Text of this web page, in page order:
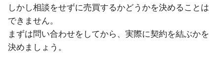
しかし相談をせずに売買するかどうかを決めることは
できません。
まずは問い合わせをしてから、実際に契約を結ぶかを
決めましょう。